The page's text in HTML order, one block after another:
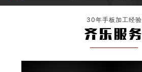
30年手板加工经验
齐乐服务